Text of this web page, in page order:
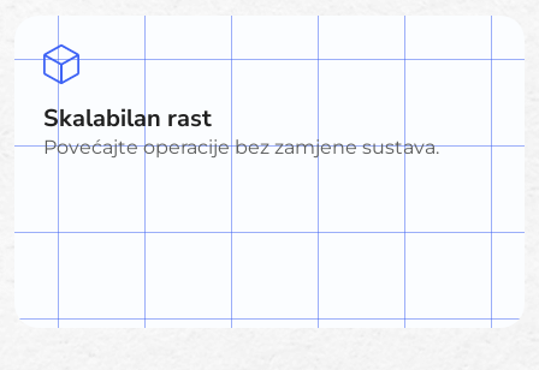
Skalabilan rast
Povećajte operacije bez zamjene sustava.